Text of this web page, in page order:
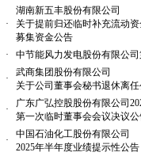
·
湖南新五丰股份有限公司
关于提前归还临时补充流动资
募集资金公告
·
中节能风力发电股份有限公
·
武商集团股份有限公司
关于公司董事会秘书退休离
·
广东广弘控股股份有限公司
第一次临时董事会会议决议
·
中国石油化工股份有限公司
2025年半年度业绩提示性公告